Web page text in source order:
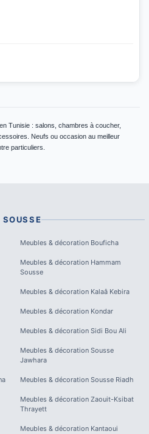
Tunisie : salons, chambres à coucher,
Neufs ou occasion au meilleur
particuliers.
SOUSSE
Meubles & décoration Bouficha
Meubles & décoration Hammam
Sousse
Meubles & décoration Kalaâ Kebira
Meubles & décoration Kondar
Meubles & décoration Sidi Bou Ali
Meubles & décoration Sousse
Jawhara
Meubles & décoration Sousse Riadh
Meubles & décoration Zaouit-Ksibat
Thrayett
Meubles & décoration Kantaoui